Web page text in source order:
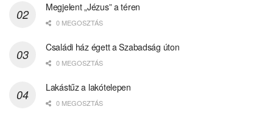
Megjelent „Jézus” a téren
0 MEGOSZTÁS
Családi ház égett a Szabadság úton
0 MEGOSZTÁS
Lakástűz a lakótelepen
0 MEGOSZTÁS